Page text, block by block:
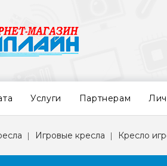
Услуги Партнерам
Игровые кресла Кресло